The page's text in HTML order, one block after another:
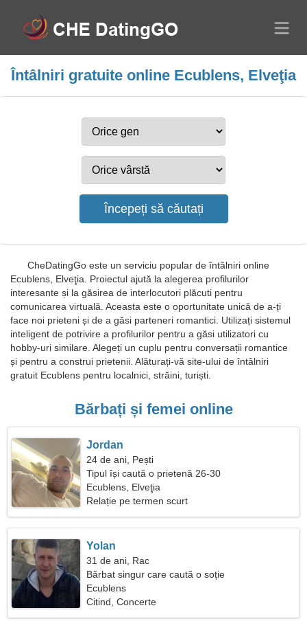
Întâlniri gratuite online Ecublens, Elveţia
CheDatingGo este un serviciu popular de întâlniri online
Ecublens, Elveţia. Proiectul ajută la alegerea profilurilor
interesante și la găsirea de interlocutori plăcuti pentru
comunicarea virtuală. Aceasta este o oportunitate unică de a-ți
face noi prieteni și de a găsi parteneri romantici. Utilizați sistemul
inteligent de potrivire a profilurilor pentru a găsi utilizatori cu
hobby-uri similare. Alegeți un cuplu pentru conversații romantice
și pentru a construi prietenii. Alăturați-vă site-ului de întâlniri
gratuit Ecublens pentru localnici, străini, turiști.
Bărbați și femei online
Jordan
24 de ani, Pești
Tipul își caută o prietenă 26-30
Ecublens, Elveţia
Relație pe termen scurt
Yolan
31 de ani, Rac
Bărbat singur care caută o soție
Ecublens
Citind, Concerte